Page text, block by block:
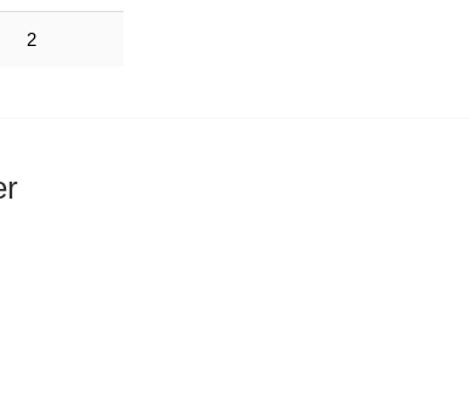
2